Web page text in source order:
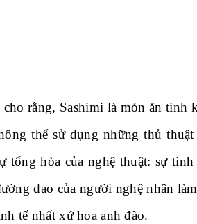
rằng, Sashimi là món ăn tinh
thể sử dụng những thủ
tổng hòa của nghệ thuật: sự
dao của người nghệ nhân
tế nhất xứ hoa anh đào.